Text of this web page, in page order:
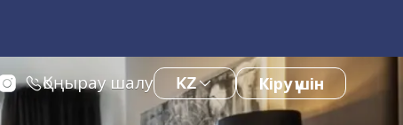
Қоңырау шалу KZ Кіру үшін